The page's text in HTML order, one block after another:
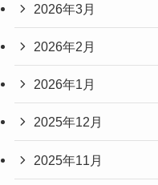
2026年3月
2026年2月
2026年1月
2025年12月
2025年11月